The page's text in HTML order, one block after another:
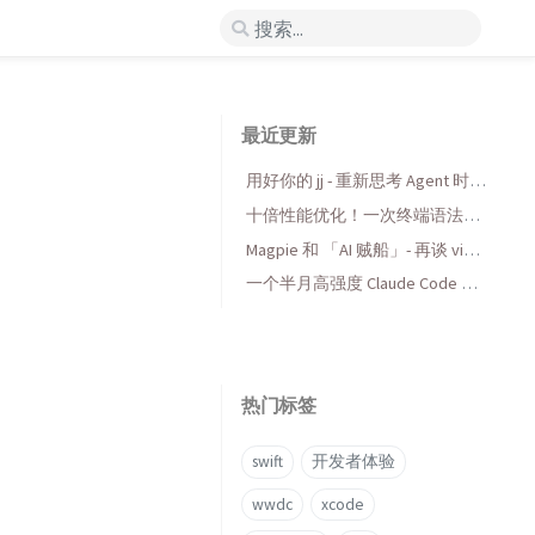
最近更新
用好你的 jj - 重新思考 Agent 时代
的版本控制
十倍性能优化！一次终端语法高
亮库的 AI 折腾与收获
Magpie 和 「AI 贼船」- 再谈 vibe
coding，当代码变得廉价时...
一个半月高强度 Claude Code 使
热门标签
swift 开发者体验
wwdc xcode